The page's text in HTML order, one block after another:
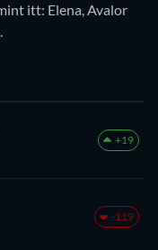
itt: Elena, Avalor
+19
-119